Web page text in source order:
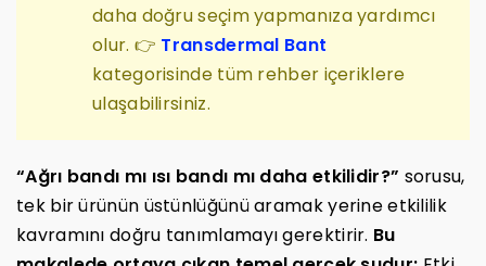
daha doğru seçim yapmanıza yardımcı
olur. 👉 Transdermal Bant
kategorisinde tüm rehber içeriklere
ulaşabilirsiniz.
“Ağrı bandı mı ısı bandı mı daha etkilidir?” sorusu,
tek bir ürünün üstünlüğünü aramak yerine etkililik
kavramını doğru tanımlamayı gerektirir. Bu